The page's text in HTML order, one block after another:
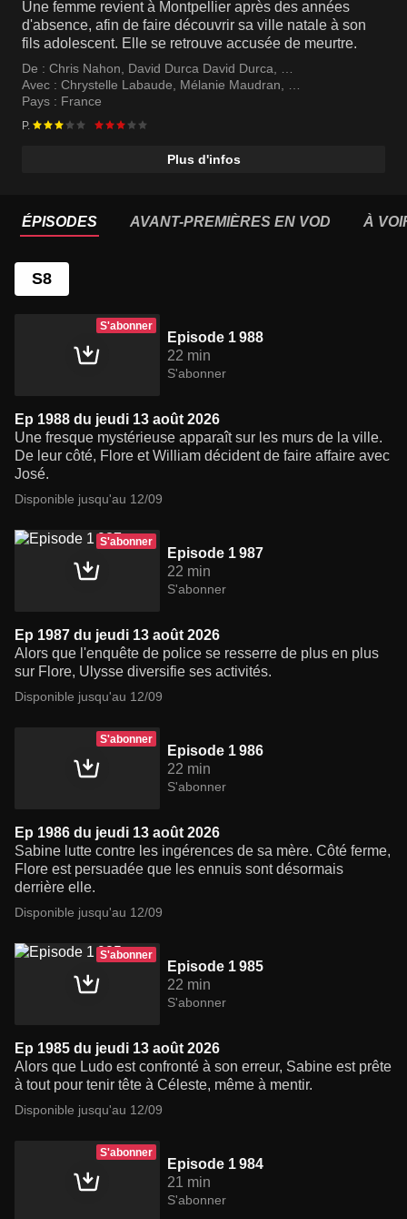
Une femme revient à Montpellier après des années
d'absence, afin de faire découvrir sa ville natale à son
fils adolescent. Elle se retrouve accusée de meurtre.
De : Chris Nahon, David Durca David Durca,
Christophe Reichert
Avec : Chrystelle Labaude, Mélanie Maudran,
Moïse Santamaria
Pays : France
P.
Plus d'infos
ÉPISODES AVANT-PREMIÈRES EN VOD À
S8
S'abonner
Episode 1 988
22 min
S'abonner
Ep 1988 du jeudi 13 août 2026
Une fresque mystérieuse apparaît sur les murs de la ville.
De leur côté, Flore et William décident de faire affaire avec
José.
Disponible jusqu'au 12/09
S'abonner
Episode 1 987
22 min
S'abonner
Ep 1987 du jeudi 13 août 2026
Alors que l'enquête de police se resserre de plus en plus
sur Flore, Ulysse diversifie ses activités.
Disponible jusqu'au 12/09
S'abonner
Episode 1 986
22 min
S'abonner
Ep 1986 du jeudi 13 août 2026
Sabine lutte contre les ingérences de sa mère. Côté ferme,
Flore est persuadée que les ennuis sont désormais
derrière elle.
Disponible jusqu'au 12/09
S'abonner
Episode 1 985
22 min
S'abonner
Ep 1985 du jeudi 13 août 2026
Alors que Ludo est confronté à son erreur, Sabine est prête
à tout pour tenir tête à Céleste, même à mentir.
Disponible jusqu'au 12/09
S'abonner
Episode 1 984
21 min
S'abonner